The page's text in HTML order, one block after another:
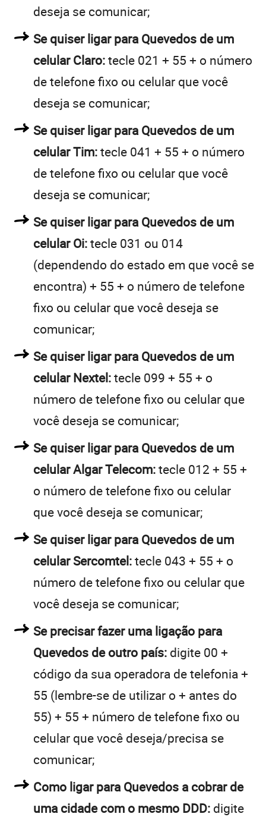
deseja se comunicar;
Se quiser ligar para Quevedos de um
celular Claro:tecle 021 + 55 + o número
de telefone fixo ou celular que você
deseja se comunicar;
Se quiser ligar para Quevedos de um
celular Tim:tecle 041 + 55 + o número
de telefone fixo ou celular que você
deseja se comunicar;
Se quiser ligar para Quevedos de um
celular Oi:tecle 031 ou 014
(dependendo do estado em que você se
encontra) + 55 + o número de telefone
fixo ou celular que você deseja se
comunicar;
Se quiser ligar para Quevedos de um
celular Nextel:tecle 099 + 55 + o
número de telefone fixo ou celular que
você deseja se comunicar;
Se quiser ligar para Quevedos de um
celular Algar Telecom:tecle 012 + 55 +
o número de telefone fixo ou celular
que você deseja se comunicar;
Se quiser ligar para Quevedos de um
celular Sercomtel:tecle 043 + 55 + o
número de telefone fixo ou celular que
você deseja se comunicar;
Se precisar fazer uma ligação para
Quevedos de outro país: digite 00 +
código da sua operadora de telefonia +
55 (lembre-se de utilizar o + antes do
55) + 55 + número de telefone fixo ou
celular que você deseja/precisa se
comunicar;
Como ligar para Quevedos a cobrar de
uma cidade com o mesmo DDD: digite